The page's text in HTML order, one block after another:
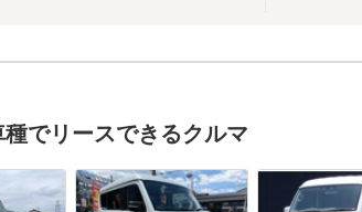
でリースできるクルマ